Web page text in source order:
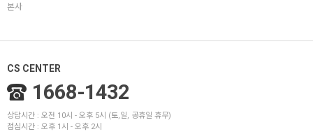
본사
CS CENTER
1668-1432
상담시간 : 오전 10시 - 오후 5시 (토,일, 공휴일 휴무)
점심시간 : 오후 1시 - 오후 2시